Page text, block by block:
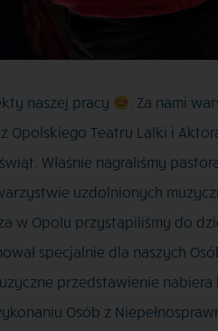
naszej pracy
. Za nami
Teatru Lalki i
Właśnie nagraliśmy
uzdolnionych
w Opolu przystąpiliśmy do
specjalnie dla naszych
przedstawienie nabiera
Osób z